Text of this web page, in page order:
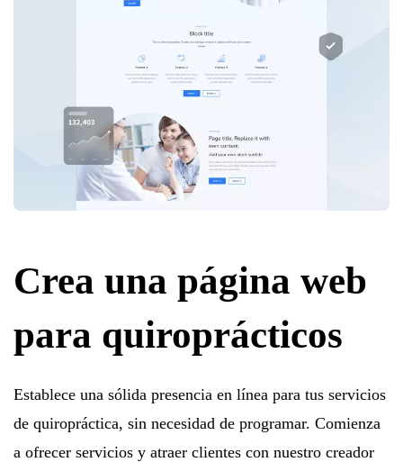
Crea una página web
para quiroprácticos
Establece una sólida presencia en línea para tus servicios
de quiropráctica, sin necesidad de programar. Comienza
a ofrecer servicios y atraer clientes con nuestro creador